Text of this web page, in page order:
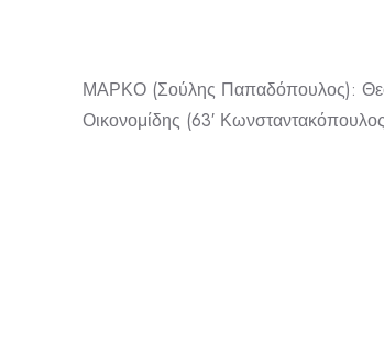
ΜΑΡΚΟ (Σούλης Παπαδόπουλος):
Οικονομίδης (63′